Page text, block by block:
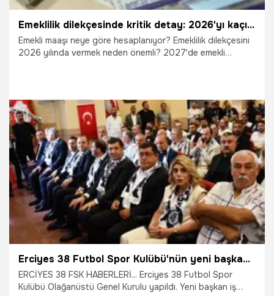
Emeklilik dilekçesinde kritik detay: 2026'yı kaçıran daha düşük maaş alabilir! İşte emekli olurken dikkat edilmesi gereken tarihler
Emekli maaşı neye göre hesaplanıyor? Emeklilik dilekçesini
2026 yılında vermek neden önemli? 2027'de emekli
Uzman değerlendirmelerine göre emeklilik dilekçesinin
verildiği yıl, güncelleme katsayısı ve aylık bağlama oranları
nedeniyle emekli aylığında kalıcı farklar ortaya çıkabiliyor.
30.07.2026 Ekonomi
Erciyes 38 Futbol Spor Kulübü'nün yeni başkanı belli oldu
ERCİYES 38 FSK HABERLERİ... Erciyes 38 Futbol Spor
Kulübü Olağanüstü Genel Kurulu yapıldı. Yeni başkan iş